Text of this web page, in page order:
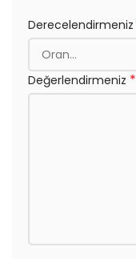
Derecelendirmeniz
Değerlendirmeniz *